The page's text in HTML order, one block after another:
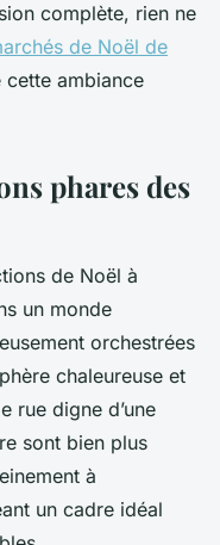
complète, rien ne
de Noël de
cette ambiance
phares des
de Noël à
un monde
orchestrées
chaleureuse et
rue digne d’une
sont bien plus
à
un cadre idéal